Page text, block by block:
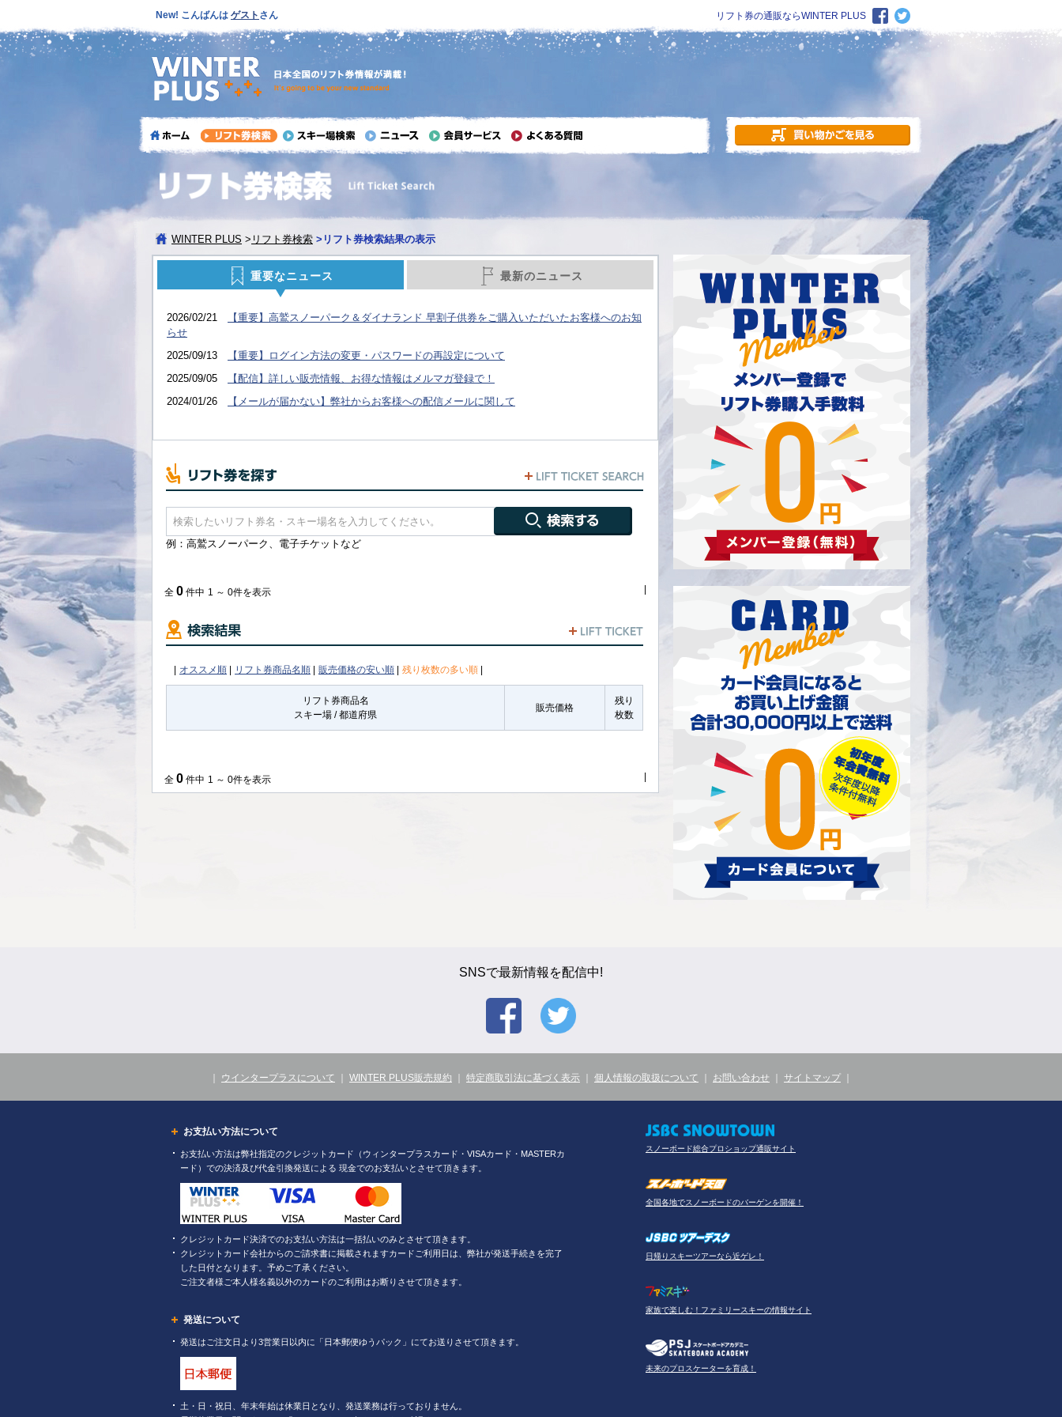
New! こんばんは ゲスト さん リフト券の通販ならWINTER PLUS
WINTER PLUS > リフト券検索 > リフト券検索結果の表示
重要なニュース 最新のニュース
2026/02/21
【重要】高鷲スノーパーク＆ダイナランド 早割子供券をご購入いただいたお客様へのお知
らせ
2025/09/13
【重要】ログイン方法の変更・パスワードの再設定について
2025/09/05
【配信】詳しい販売情報、お得な情報はメルマガ登録で！
2024/01/26
【メールが届かない】弊社からお客様への配信メールに関して
例：高鷲スノーパーク、電子チケットなど
全 0 件中 1 ～ 0件を表示
オススメ順 リフト券商品名順 販売価格の安い順 残り枚数の多い順
リフト券商品名
スキー場 / 都道府県
販売価格
残り
枚数
全 0 件中 1 ～ 0件を表示
SNSで最新情報を配信中!
ウインタープラスについて WINTER PLUS販売規約 特定商取引法に基づく表示 個人情報の取扱について お問い合わせ サイトマップ
スノーボード総合プロショップ通販サイト
全国各地でスノーボードのバーゲンを開催！
日帰りスキーツアーなら近ゲレ！
家族で楽しむ！ファミリースキーの情報サイト
未来のプロスケーターを育成！
お支払い方法について
お支払い方法は弊社指定のクレジットカード（ウィンタープラスカード・VISAカード・MASTERカ
ード）での決済及び代金引換発送による 現金でのお支払いとさせて頂きます。
クレジットカード決済でのお支払い方法は一括払いのみとさせて頂きます。
クレジットカード会社からのご請求書に掲載されますカードご利用日は、弊社が発送手続きを完了
した日付となります。予めご了承ください。
ご注文者様ご本人様名義以外のカードのご利用はお断りさせて頂きます。
発送について
発送はご注文日より3営業日以内に「日本郵便ゆうパック」にてお送りさせて頂きます。
土・日・祝日、年末年始は休業日となり、発送業務は行っておりません。